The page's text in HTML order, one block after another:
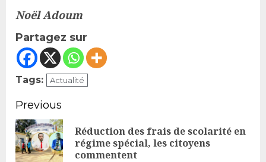
Noël Adoum
Partagez sur
Tags: Actualité
Continue
Reading
Previous
Réduction des frais de scolarité en
régime spécial, les citoyens
commentent